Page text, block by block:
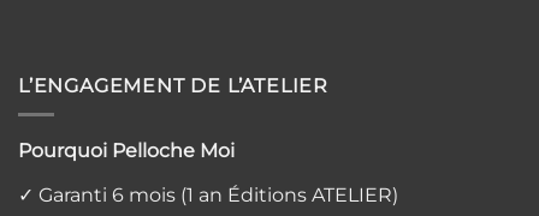
L’ENGAGEMENT DE L’ATELIER
Pourquoi Pelloche Moi
✓ Garanti 6 mois (1 an Éditions ATELIER)